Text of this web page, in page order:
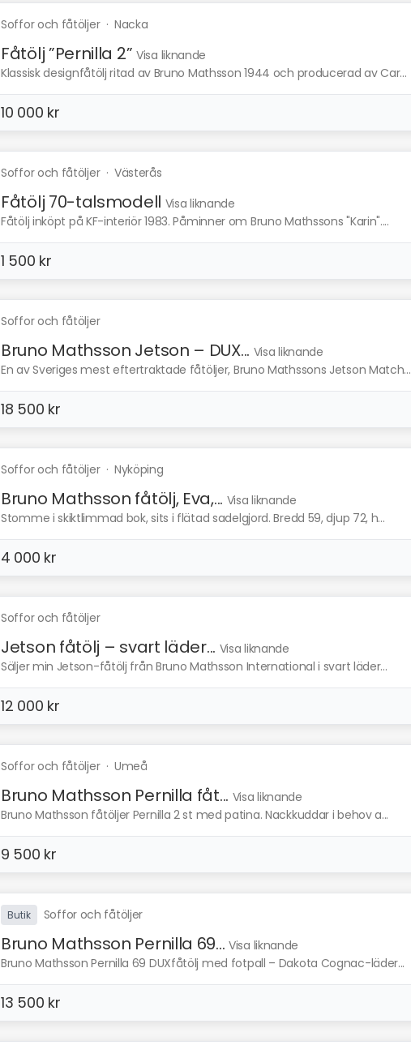
Soffor och fåtöljer· Nacka
Fåtölj ”Pernilla 2” Visa liknande
Klassisk designfåtölj ritad av Bruno Mathsson 1944 och producerad av Car...
10 000 kr
Soffor och fåtöljer· Västerås
Fåtölj 70-talsmodell Visa liknande
Fåtölj inköpt på KF-interiör 1983. Påminner om Bruno Mathssons "Karin"....
1 500 kr
Soffor och fåtöljer
Bruno Mathsson Jetson – DUX... Visa liknande
En av Sveriges mest eftertraktade fåtöljer, Bruno Mathssons Jetson Match...
18 500 kr
Soffor och fåtöljer· Nyköping
Bruno Mathsson fåtölj, Eva,... Visa liknande
Stomme i skiktlimmad bok, sits i flätad sadelgjord. Bredd 59, djup 72, h...
4 000 kr
Soffor och fåtöljer
Jetson fåtölj – svart läder... Visa liknande
Säljer min Jetson-fåtölj från Bruno Mathsson International i svart läder...
12 000 kr
Soffor och fåtöljer· Umeå
Bruno Mathsson Pernilla fåt... Visa liknande
Bruno Mathsson fåtöljer Pernilla 2 st med patina. Nackkuddar i behov a...
9 500 kr
Butik Soffor och fåtöljer
Bruno Mathsson Pernilla 69... Visa liknande
Bruno Mathsson Pernilla 69 DUXfåtölj med fotpall – Dakota Cognac-läder...
13 500 kr